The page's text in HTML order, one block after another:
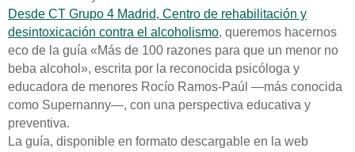
Desde CT Grupo 4 Madrid, Centro de rehabilitación y
desintoxicación contra el alcoholismo, queremos hacernos
eco de la guía «Más de 100 razones para que un menor no
beba alcohol», escrita por la reconocida psicóloga y
educadora de menores Rocío Ramos-Paúl —más conocida
como Supernanny—, con una perspectiva educativa y
preventiva.
La guía, disponible en formato descargable en la web